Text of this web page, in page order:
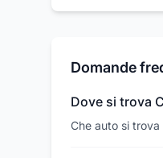
Domande
Dove si trova
Che auto si